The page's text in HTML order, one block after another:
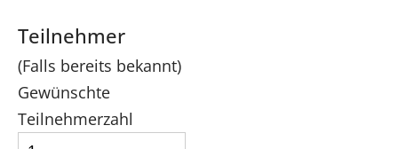
Teilnehmer
(Falls bereits bekannt)
Gewünschte
Teilnehmerzahl